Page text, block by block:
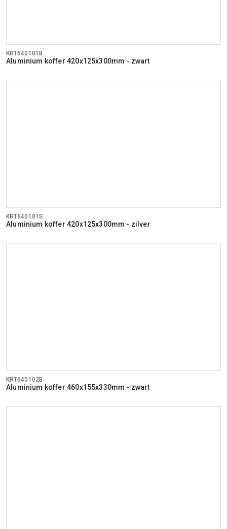
KRT640101B
Aluminium koffer 420x125x300mm - zwart
KRT640101S
Aluminium koffer 420x125x300mm - zilver
KRT640102B
Aluminium koffer 460x155x330mm - zwart